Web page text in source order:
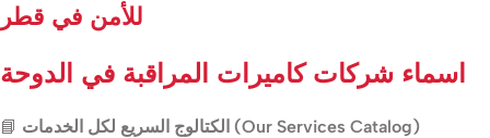
للأمن في قطر
اسماء شركات كاميرات المراقبة في الدوحة
📘
الكتالوج السريع لكل الخدمات (Our Services Catalog)